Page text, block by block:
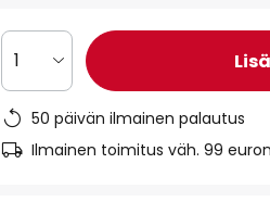
1
50 päivän ilmainen palautus
Ilmainen toimitus väh. 99